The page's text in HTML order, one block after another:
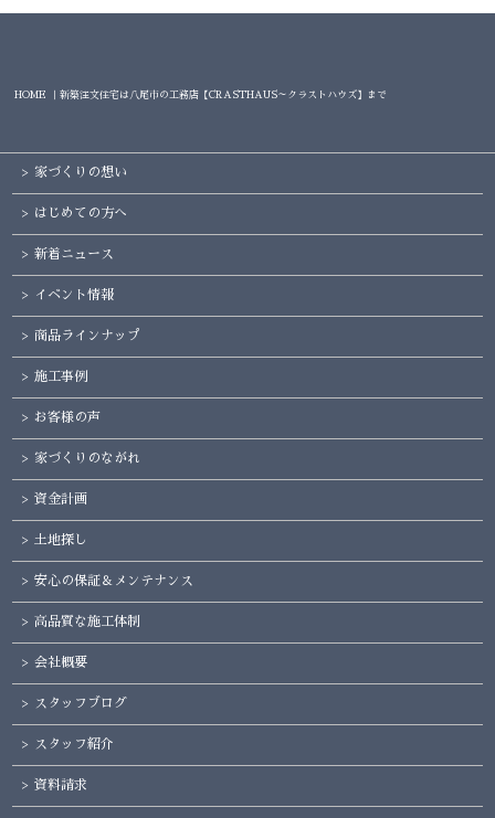
HOME ｜新築注文住宅は八尾市の工務店【CRASTHAUS～クラストハウズ】まで
家づくりの想い
はじめての方へ
新着ニュース
イベント情報
商品ラインナップ
施工事例
お客様の声
家づくりのながれ
資金計画
土地探し
安心の保証＆メンテナンス
高品質な施工体制
会社概要
スタッフブログ
スタッフ紹介
資料請求